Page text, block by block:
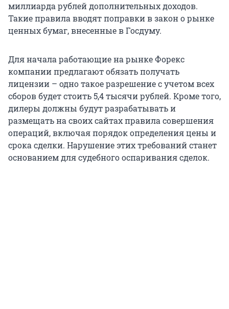
миллиарда рублей дополнительных доходов.
Такие правила вводят поправки в закон о рынке
ценных бумаг, внесенные в Госдуму.
Для начала работающие на рынке Форекс
компании предлагают обязать получать
лицензии – одно такое разрешение с учетом всех
сборов будет стоить 5,4 тысячи рублей. Кроме того,
дилеры должны будут разрабатывать и
размещать на своих сайтах правила совершения
операций, включая порядок определения цены и
срока сделки. Нарушение этих требований станет
основанием для судебного оспаривания сделок.